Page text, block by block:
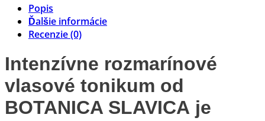
Popis
Ďalšie informácie
Recenzie (0)
Intenzívne rozmarínové
vlasové tonikum od
BOTANICA SLAVICA je